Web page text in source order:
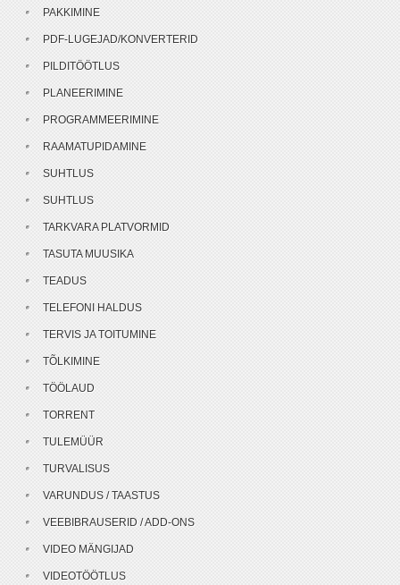
PAKKIMINE
PDF-LUGEJAD/KONVERTERID
PILDITÖÖTLUS
PLANEERIMINE
PROGRAMMEERIMINE
RAAMATUPIDAMINE
SUHTLUS
SUHTLUS
TARKVARA PLATVORMID
TASUTA MUUSIKA
TEADUS
TELEFONI HALDUS
TERVIS JA TOITUMINE
TÕLKIMINE
TÖÖLAUD
TORRENT
TULEMÜÜR
TURVALISUS
VARUNDUS / TAASTUS
VEEBIBRAUSERID / ADD-ONS
VIDEO MÄNGIJAD
VIDEOTÖÖTLUS